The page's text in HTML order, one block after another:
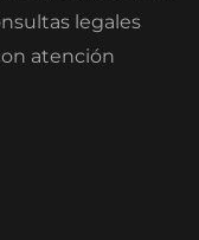
legales
atención